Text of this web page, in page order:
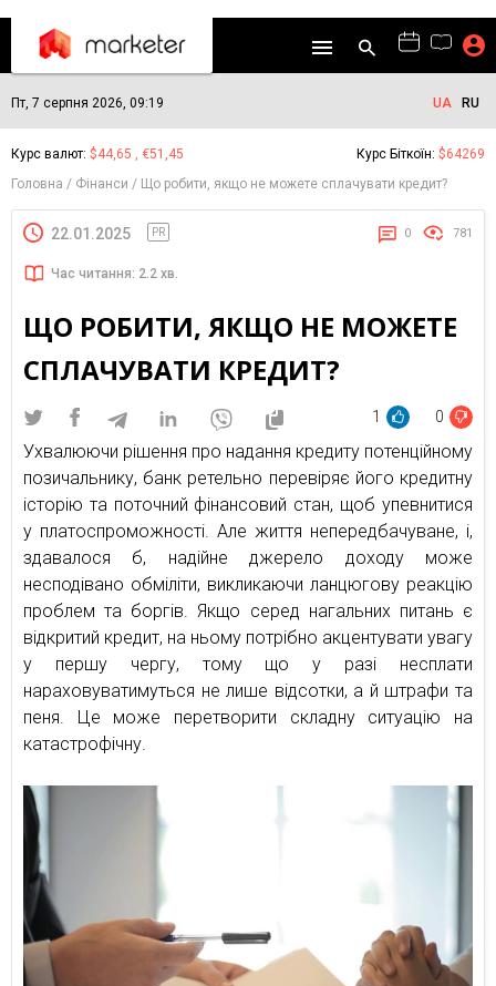
Пт, 7 серпня 2026, 09:19 UA RU
Курс валют: $44,65 , €51,45 Курс Біткоїн: $64269
Головна
Фінанси Що робити, якщо не можете сплачувати кредит?
22.01.2025 PR 0 781
Час читання: 2.2 хв.
ЩО РОБИТИ, ЯКЩО НЕ МОЖЕТЕ
СПЛАЧУВАТИ КРЕДИТ?
1 0
Ухвалюючи рішення про надання кредиту потенційному
позичальнику, банк ретельно перевіряє його кредитну
історію та поточний фінансовий стан, щоб упевнитися
у платоспроможності. Але життя непередбачуване, і,
здавалося б, надійне джерело доходу може
несподівано обміліти, викликаючи ланцюгову реакцію
проблем та боргів. Якщо серед нагальних питань є
відкритий кредит, на ньому потрібно акцентувати увагу
у першу чергу, тому що у разі несплати
нараховуватимуться не лише відсотки, а й штрафи та
пеня. Це може перетворити складну ситуацію на
катастрофічну.